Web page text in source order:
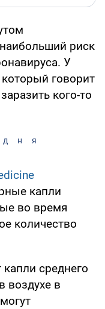
риск
У
говорит
кого-то
капли
во время
количество
среднего
воздухе в